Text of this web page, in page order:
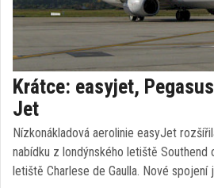
Krátce: easyjet,
Jet
Nízkonákladová aerolinie easyJet
nabídku z londýnského letiště Southend
letiště Charlese de Gaulla. Nové spojení